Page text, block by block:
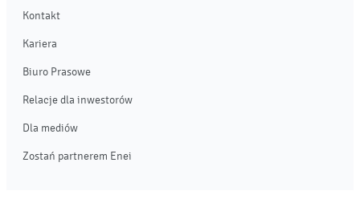
Kontakt
Kariera
Biuro Prasowe
Relacje dla inwestorów
Dla mediów
Zostań partnerem Enei